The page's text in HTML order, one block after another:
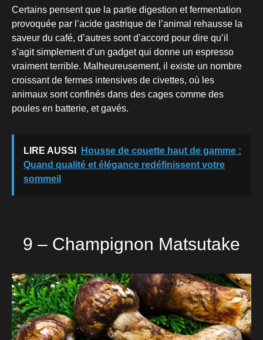
Certains pensent que la partie digestion et fermentation
provoquée par l’acide gastrique de l’animal rehausse la
saveur du café, d’autres sont d’accord pour dire qu’il
s’agit simplement d’un gadget qui donne un espresso
vraiment terrible. Malheureusement, il existe un nombre
croissant de fermes intensives de civettes, où les
animaux sont confinés dans des cages comme des
poules en batterie, et gavés.
LIRE AUSSI
Housse de couette haut de gamme :
Quand qualité et élégance redéfinissent votre
sommeil
9 – Champignon Matsutake